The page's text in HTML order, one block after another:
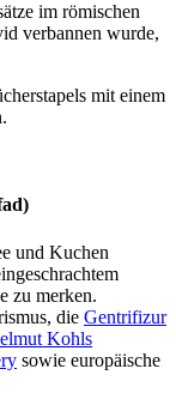
im römischen
verbannen wurde,
mit einem
und Kuchen
zu merken.
die Gentrifizur
Kohls
sowie europäische